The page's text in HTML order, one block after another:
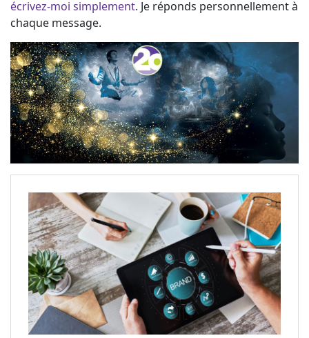
écrivez-moi simplement. Je réponds personnellement à
chaque message.